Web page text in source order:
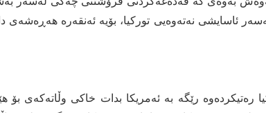
ئاسایشی نەتەوەیی تورکیا، بۆیە ئەنقەرە هەڕەشەی
پەرلەمانی تورکیا رەتیکردەوە رێگە بە ئەمریکا بدات خاکی